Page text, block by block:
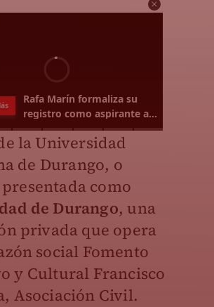
la Universidad
de Durango, o
como
de Durango, una
privada que opera
social Fomento
y Cultural Francisco
Asociación Civil.